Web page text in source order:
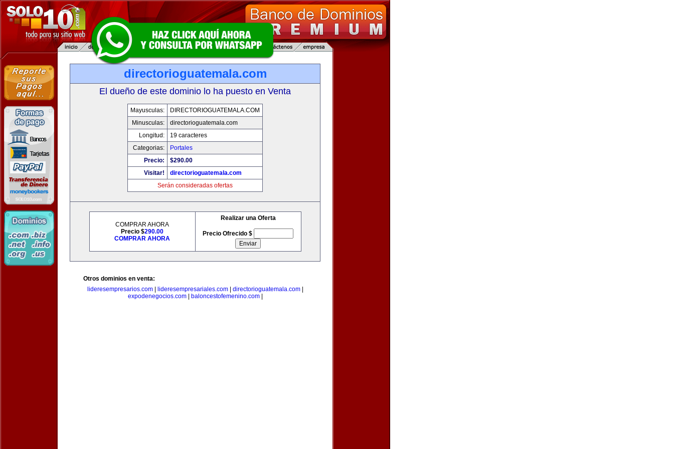
directorioguatemala.com
El dueño de este dominio lo ha puesto en Venta
Mayusculas:
DIRECTORIOGUATEMALA.COM
Minusculas:
directorioguatemala.com
Longitud:
19 caracteres
Categorias:
Portales
Precio:
$290.00
Visitar!
directorioguatemala.com
Serán consideradas ofertas
COMPRAR AHORA
Precio $290.00
COMPRAR AHORA
Realizar una Oferta
Precio Ofrecido $
Otros dominios en venta:
lideresempresarios.com| lideresempresariales.com| directorioguatemala.com|
expodenegocios.com| baloncestofemenino.com|